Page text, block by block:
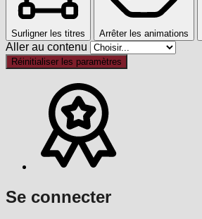
Surligner les titres Arrêter les animations
Aller au contenu
Réinitialiser les paramètres
Se connecter